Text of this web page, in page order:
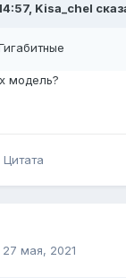
Kisa_chel
модель?
Цитата
27 мая, 2021